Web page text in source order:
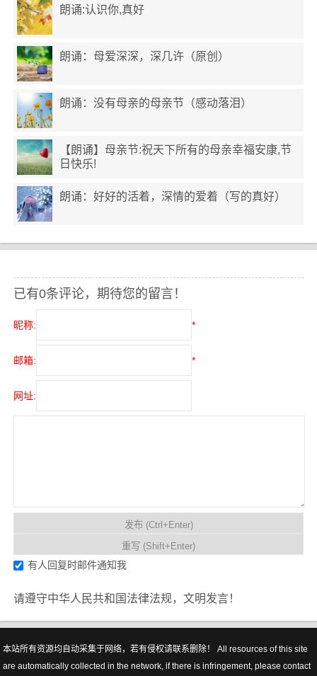
朗诵:认识你,真好
朗诵：母爱深深，深几许（原创）
朗诵：没有母亲的母亲节（感动落泪）
【朗诵】母亲节:祝天下所有的母亲幸福安康,节
日快乐!
朗诵：好好的活着，深情的爱着（写的真好）
已有0条评论，期待您的留言！
昵称: *
邮箱: *
网址:
有人回复时邮件通知我
请遵守中华人民共和国法律法规，文明发言！
本站所有资源均自动采集于网络，若有侵权请联系删除！ All resources of this site
are automatically collected in the network, if there is infringement, please contact